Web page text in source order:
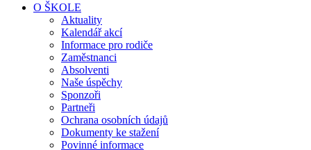
O ŠKOLE
Aktuality
Kalendář akcí
Informace pro rodiče
Zaměstnanci
Absolventi
Naše úspěchy
Sponzoři
Partneři
Ochrana osobních údajů
Dokumenty ke stažení
Povinné informace